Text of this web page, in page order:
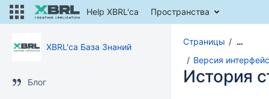
Help XBRL'ca Пространства
XBRL'ca База Знаний
Блог
Страницы …
Версия
История